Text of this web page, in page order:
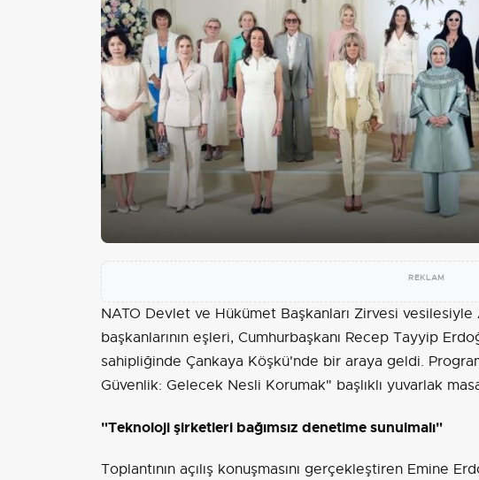
REKLAM
NATO Devlet ve Hükümet Başkanları Zirvesi
başkanlarının eşleri, Cumhurbaşkanı Recep Tayyip
sahipliğinde Çankaya Köşkü'nde bir araya geldi.
Güvenlik: Gelecek Nesli Korumak" başlıklı yuvarlak
"Teknoloji şirketleri bağımsız denetime sunulmalı"
Toplantının açılış konuşmasını gerçekleştiren Emine